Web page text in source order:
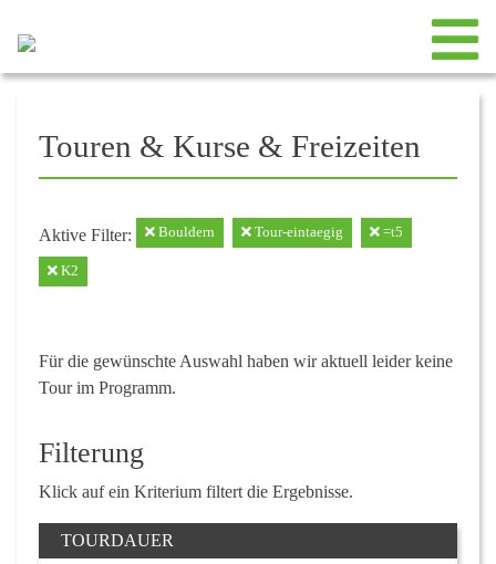
Touren & Kurse & Freizeiten
Aktive Filter: Bouldern Tour-eintaegig =t5
K2
Für die gewünschte Auswahl haben wir aktuell leider keine
Tour im Programm.
Filterung
Klick auf ein Kriterium filtert die Ergebnisse.
TOURDAUER